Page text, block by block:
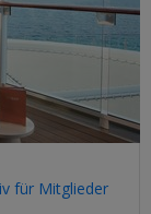
für Mitglieder